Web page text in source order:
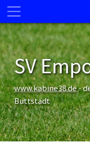
SV
www.kabine38.de-
Buttstädt